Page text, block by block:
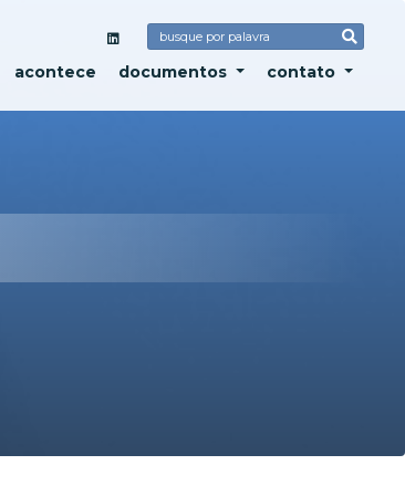
acontece documentos contato